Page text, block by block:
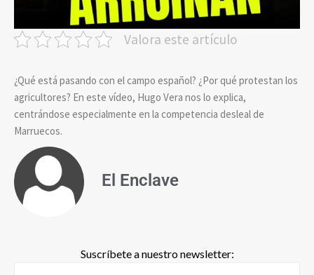
Valora este artículo
¿Qué está pasando con el campo español? ¿Por qué protestan los
agricultores? En este vídeo, Hugo Vera nos lo explica,
centrándose especialmente en la competencia desleal de
Marruecos.
El Enclave
Suscríbete a nuestro newsletter: